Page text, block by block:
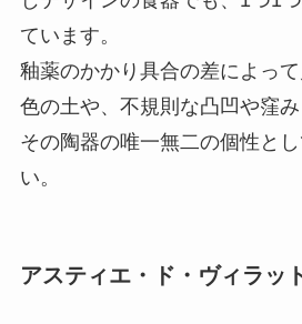
ています。
釉薬のかかり具合の差によっ
色の土や、不規則な凸凹や窪み
その陶器の唯一無二の個性と
い。
アスティエ・ド・ヴィラッ